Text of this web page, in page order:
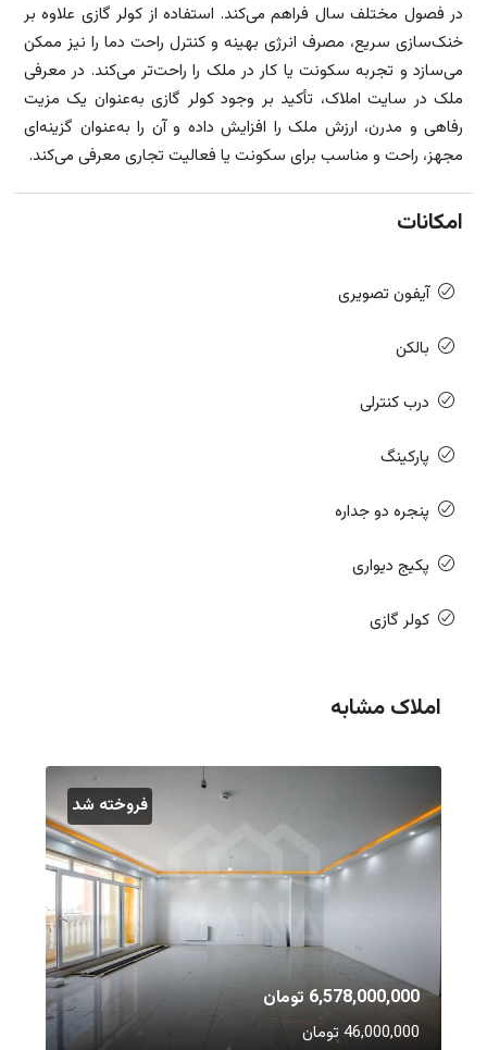
در فصول مختلف سال فراهم می‌کند. استفاده از کولر گازی علاوه بر
خنک‌سازی سریع، مصرف انرژی بهینه و کنترل راحت دما را نیز ممکن
می‌سازد و تجربه سکونت یا کار در ملک را راحت‌تر می‌کند. در معرفی
ملک در سایت املاک، تأکید بر وجود کولر گازی به‌عنوان یک مزیت
رفاهی و مدرن، ارزش ملک را افزایش داده و آن را به‌عنوان گزینه‌ای
مجهز، راحت و مناسب برای سکونت یا فعالیت تجاری معرفی می‌کند.
امکانات
آیفون تصویری
بالکن
درب کنترلی
پارکینگ
پنجره دو جداره
پکیج دیواری
کولر گازی
املاک مشابه
فروخته شد
6,578,000,000 تومان
46,000,000 تومان